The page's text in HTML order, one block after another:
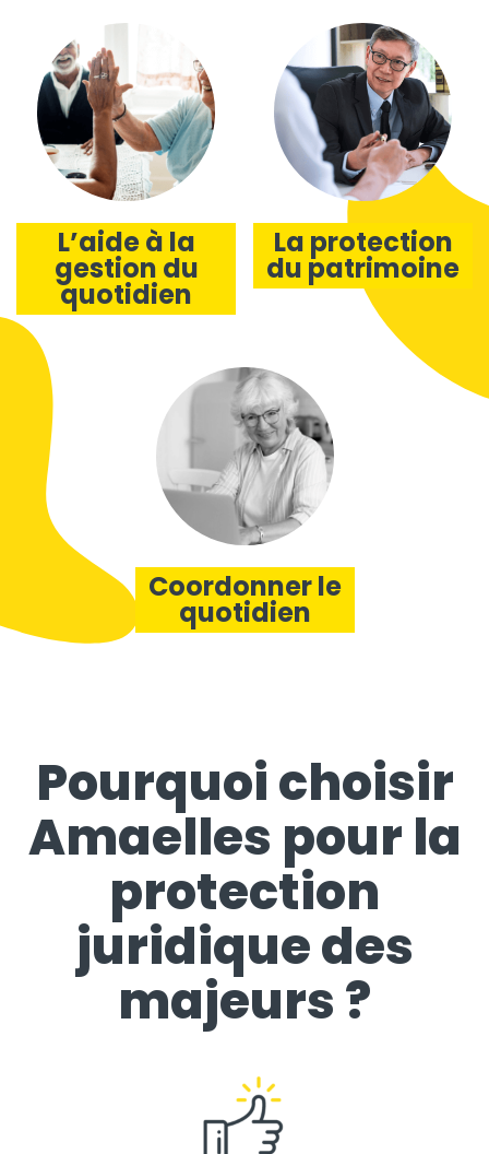
L’aide à la
gestion du
quotidien
La protection
du patrimoine
Coordonner le
quotidien
Pourquoi choisir
Amaelles pour la
protection
juridique des
majeurs ?